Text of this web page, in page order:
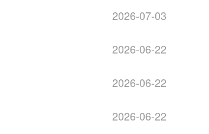
2026-07-03
2026-06-22
2026-06-22
2026-06-22